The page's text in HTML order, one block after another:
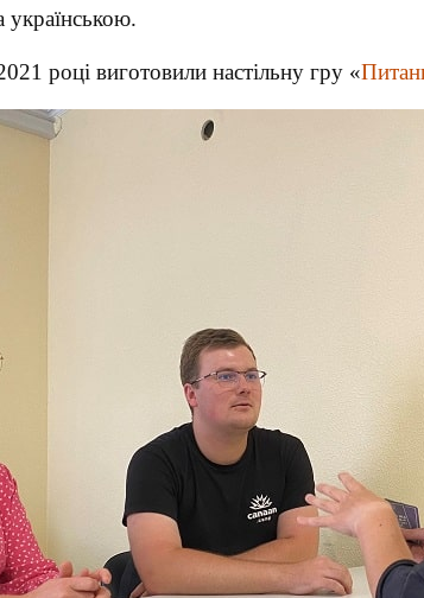
українською.
році виготовили настільну гру «